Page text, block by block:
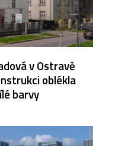
v Ostravě
oblékla
barvy